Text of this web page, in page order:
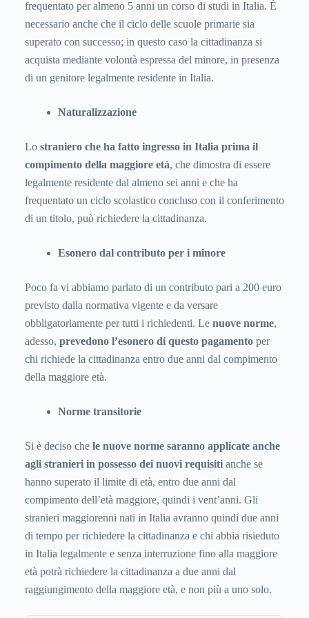
frequentato per almeno 5 anni un corso di studi in Italia. È
necessario anche che il ciclo delle scuole primarie sia
superato con successo; in questo caso la cittadinanza si
acquista mediante volontà espressa del minore, in presenza
di un genitore legalmente residente in Italia.
Naturalizzazione
Lo straniero che ha fatto ingresso in Italia prima il
compimento della maggiore età, che dimostra di essere
legalmente residente dal almeno sei anni e che ha
frequentato un ciclo scolastico concluso con il conferimento
di un titolo, può richiedere la cittadinanza.
Esonero dal contributo per i minore
Poco fa vi abbiamo parlato di un contributo pari a 200 euro
previsto dalla normativa vigente e da versare
obbligatoriamente per tutti i richiedenti. Le nuove norme,
adesso, prevedono l’esonero di questo pagamento per
chi richiede la cittadinanza entro due anni dal compimento
della maggiore età.
Norme transitorie
Si è deciso che le nuove norme saranno applicate anche
agli stranieri in possesso dei nuovi requisiti anche se
hanno superato il limite di età, entro due anni dal
compimento dell’età maggiore, quindi i vent’anni. Gli
stranieri maggiorenni nati in Italia avranno quindi due anni
di tempo per richiedere la cittadinanza e chi abbia risieduto
in Italia legalmente e senza interruzione fino alla maggiore
età potrà richiedere la cittadinanza a due anni dal
raggiungimento della maggiore età, e non più a uno solo.